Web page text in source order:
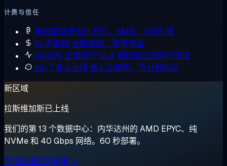
计费与信任
用加密货币支付 BTC、XMR、USDT 等
14 天退款全额退款，无需理由
99.95% 正常运行 SLA我们的正常运行承诺
24/7 真人支持 真人工程师，几分钟响应
新区域
拉斯维加斯已上线
我们的第 13 个数据中心：内华达州的 AMD EPYC、纯
NVMe 和 40 Gbps 网络。60 秒部署。
在拉斯维加斯部署 →